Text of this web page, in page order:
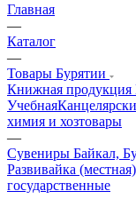
Главная
—
Каталог
—
Товары Бурятии
Книжная продукция
Учебная
химия и хозтовары
—
Сувениры Байкал,
Развивайка (местная)
государственные